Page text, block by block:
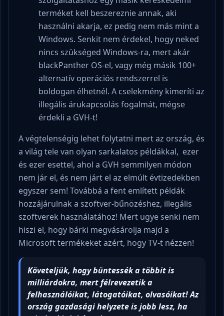
terméket kell beszereznie annak, aki
használni akarja, ez pedig nem más mint a
Windows. Senkit nem érdekel, hogy neked
nincs szükséged Windows-ra, mert akár
blackPanther OS-el, vagy még másik 100+
alternatív operációs rendszerrel is
boldogan élhetnél. A cselekmény kimeríti az
illegális árukapcsolás fogalmát, mégse
érdekli a GVH-t!
A végtelenségig lehet folytatni mert az ország, és
a világ tele van olyan sarkalatos példákkal, ezer
és ezer esettel, ahol a GVH semmilyen módon
nem jár el, és nem járt el az elmúlt évtizedekben
egyszer sem! Továbbá a fent említett példák
hozzájárulnak a szoftver-bűnözéshez, illegális
szoftverek használatához! Mert ugye senki nem
hiszi el, hogy bárki megvásárolja majd a
Microsoft termékeket azért, hogy TV-t nézzen!
Követeljük, hogy büntessék a többit is
milliárdokra, mert félrevezetik a
felhasználóikat, látogatóikat, olvasóikat! Az
ország gazdasági helyzete is jobb lesz, ha